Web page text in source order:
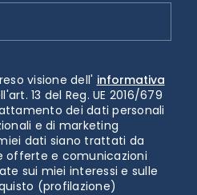
visione dell' informativa
13 del Reg. UE 2016/679
dei dati personali
e di marketing
dati siano trattati da
offerte e comunicazioni
sui miei interessi e sulle
(profilazione)